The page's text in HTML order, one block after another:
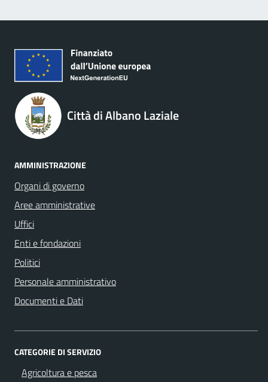
Città di Albano Laziale
AMMINISTRAZIONE
Organi di governo
Aree amministrative
Uffici
Enti e fondazioni
Politici
Personale amministrativo
Documenti e Dati
CATEGORIE DI SERVIZIO
Agricoltura e pesca